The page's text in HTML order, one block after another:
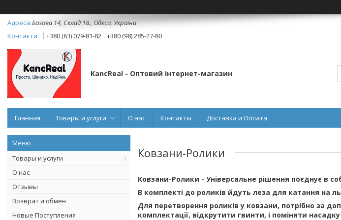
Базова 14, Склад 18., Одеса, Україна
+380 (63) 079-81-82
+380 (98) 285-27-80
KancReal - Оптовий інтернет-магазин
Главная Товары и услуги О нас Контакты Доставка и Оплата
Товары и услуги
О нас
Отзывы
Возврат и обмен
Новые Поступления
Ковзани-Ролики
Ковзани-Ролики - Універсальне рішення поєднує в
В комплекті до роликів йдуть леза для катання на
Для перетворення роликів у ковзани, потрібно за
комплектації, відкрутити гвинти, і поміняти